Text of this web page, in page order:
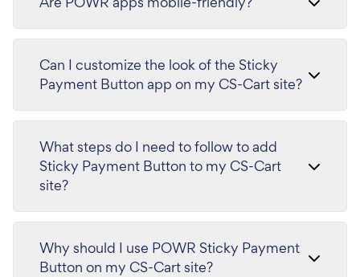
Can I customize the look of the Sticky
Payment Button app on my CS-Cart site?
What steps do I need to follow to add
Sticky Payment Button to my CS-Cart
site?
Why should I use POWR Sticky Payment
Button on my CS-Cart site?